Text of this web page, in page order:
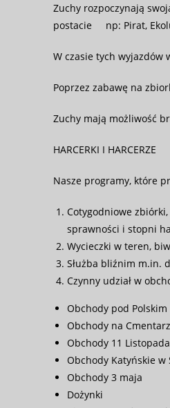
Zuchy rozpoczynają
postacie np: Pirat,
W czasie tych wyjazdów
Poprzez zabawę na
Zuchy mają możliwość
HARCERKI I HARCERZE
Nasze programy, które
Cotygodniowe
sprawności i stopni
Wycieczki w teren,
Służba bliźnim m.in.
Czynny udział w
Obchody pod
Obchody na
Obchody 11 Listopada
Obchody Katyńskie
Obchody 3 maja
Dożynki